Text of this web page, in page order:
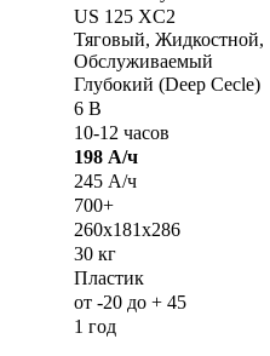
US 125 XC2
Тяговый, Жидкостной,
Обслуживаемый
Глубокий (Deep Cecle)
6 В
10-12 часов
198 А/ч
245 А/ч
700+
260x181x286
30 кг
Пластик
от -20 до + 45
1 год